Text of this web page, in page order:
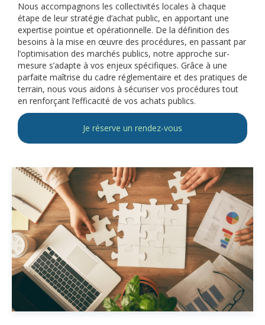
Nous accompagnons les collectivités locales à chaque
étape de leur stratégie d’achat public, en apportant une
expertise pointue et opérationnelle. De la définition des
besoins à la mise en œuvre des procédures, en passant par
l’optimisation des marchés publics, notre approche sur-
mesure s’adapte à vos enjeux spécifiques. Grâce à une
parfaite maîtrise du cadre réglementaire et des pratiques de
terrain, nous vous aidons à sécuriser vos procédures tout
en renforçant l’efficacité de vos achats publics.
Je réserve un rendez-vous